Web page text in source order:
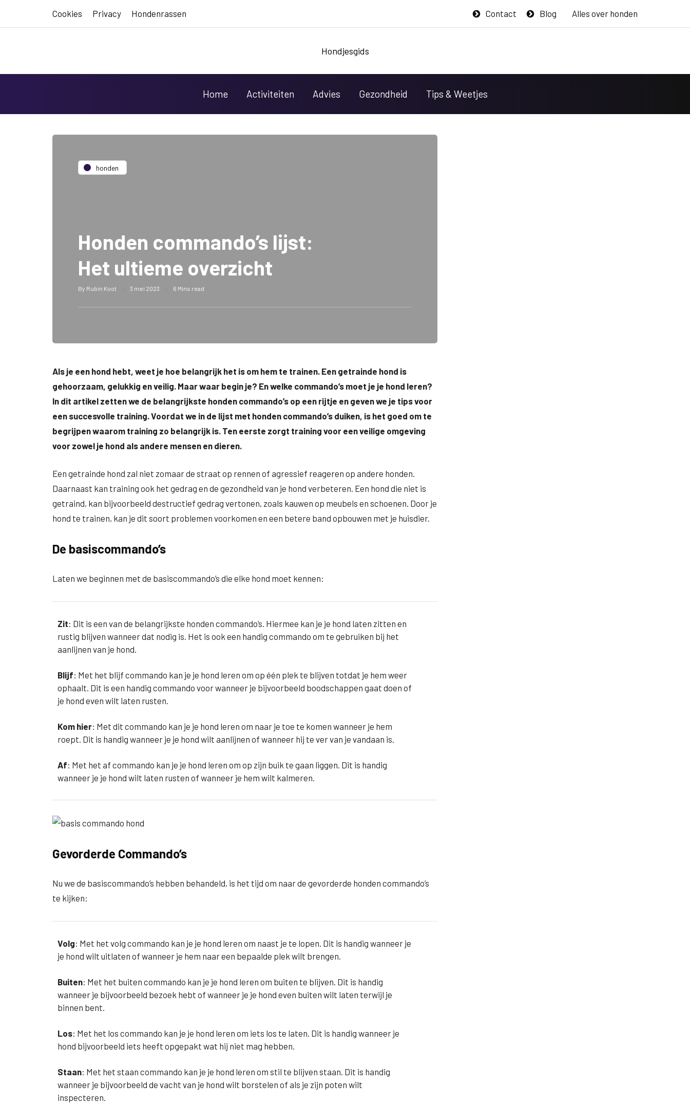
Cookies Privacy Hondenrassen Blog
Contact Alles over honden
Hondjesgids
Home Activiteiten Advies Gezondheid Tips & Weetjes
honden
Honden commando’s lijst:
Het ultieme overzicht
By Rubin Koot 3 mei 2023 6 Mins read
Als je een hond hebt, weet je hoe belangrijk het is om hem te trainen. Een getrainde hond is
gehoorzaam, gelukkig en veilig. Maar waar begin je? En welke commando’s moet je je hond leren?
In dit artikel zetten we de belangrijkste honden commando’s op een rijtje en geven we je tips voor
een succesvolle training. Voordat we in de lijst met honden commando’s duiken, is het goed om te
begrijpen waarom training zo belangrijk is. Ten eerste zorgt training voor een veilige omgeving
voor zowel je hond als andere mensen en dieren.
Een getrainde hond zal niet zomaar de straat op rennen of agressief reageren op andere honden.
Daarnaast kan training ook het gedrag en de gezondheid van je hond verbeteren. Een hond die niet is
getraind, kan bijvoorbeeld destructief gedrag vertonen, zoals kauwen op meubels en schoenen. Door je
hond te trainen, kan je dit soort problemen voorkomen en een betere band opbouwen met je huisdier.
De basiscommando’s
Laten we beginnen met de basiscommando’s die elke hond moet kennen:
Zit: Dit is een van de belangrijkste honden commando’s. Hiermee kan je je hond laten zitten en
rustig blijven wanneer dat nodig is. Het is ook een handig commando om te gebruiken bij het
aanlijnen van je hond.
Blijf: Met het blijf commando kan je je hond leren om op één plek te blijven totdat je hem weer
ophaalt. Dit is een handig commando voor wanneer je bijvoorbeeld boodschappen gaat doen of
je hond even wilt laten rusten.
Kom hier: Met dit commando kan je je hond leren om naar je toe te komen wanneer je hem
roept. Dit is handig wanneer je je hond wilt aanlijnen of wanneer hij te ver van je vandaan is.
Af: Met het af commando kan je je hond leren om op zijn buik te gaan liggen. Dit is handig
wanneer je je hond wilt laten rusten of wanneer je hem wilt kalmeren.
Gevorderde Commando’s
Nu we de basiscommando’s hebben behandeld, is het tijd om naar de gevorderde honden commando’s
te kijken:
Volg: Met het volg commando kan je je hond leren om naast je te lopen. Dit is handig wanneer je
je hond wilt uitlaten of wanneer je hem naar een bepaalde plek wilt brengen.
Buiten: Met het buiten commando kan je je hond leren om buiten te blijven. Dit is handig
wanneer je bijvoorbeeld bezoek hebt of wanneer je je hond even buiten wilt laten terwijl je
binnen bent.
Los: Met het los commando kan je je hond leren om iets los te laten. Dit is handig wanneer je
hond bijvoorbeeld iets heeft opgepakt wat hij niet mag hebben.
Staan: Met het staan commando kan je je hond leren om stil te blijven staan. Dit is handig
wanneer je bijvoorbeeld de vacht van je hond wilt borstelen of als je zijn poten wilt
inspecteren.